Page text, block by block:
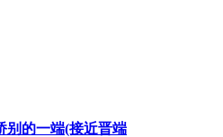
别的一端(接近晋端